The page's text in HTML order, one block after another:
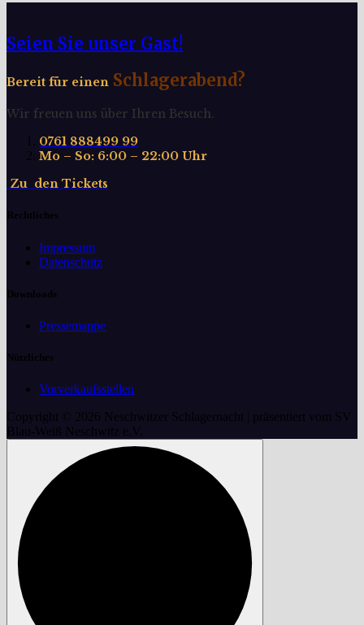
Seien Sie unser Gast!
Bereit für einen Schlagerabend?
Wir freuen uns über Ihren Besuch.
0761 888499 99
Mo – So: 6:00 – 22:00 Uhr
Zu den Tickets
Rechtliches
Impressum
Datenschutz
Downloads
Pressemappe
Nützliches
Vorverkaufsstellen
Copyright © 2026 Neschwitzer Schlagernacht | präsentiert vom SV
Blau-Weiß Neschwitz e.V.